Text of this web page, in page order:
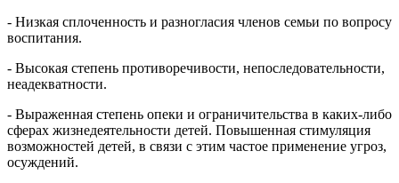
- Низкая сплоченность и разногласия членов семьи по вопросу
воспитания.
- Высокая степень противоречивости, непоследовательности,
неадекватности.
- Выраженная степень опеки и ограничительства в каких-либо
сферах жизнедеятельности детей. Повышенная стимуляция
возможностей детей, в связи с этим частое применение угроз,
осуждений.